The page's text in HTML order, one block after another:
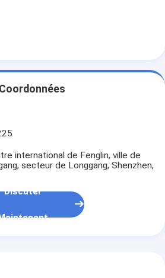
Coordonnées
international de Fenglin, ville de
secteur de Longgang, Shenzhen,
Discuter